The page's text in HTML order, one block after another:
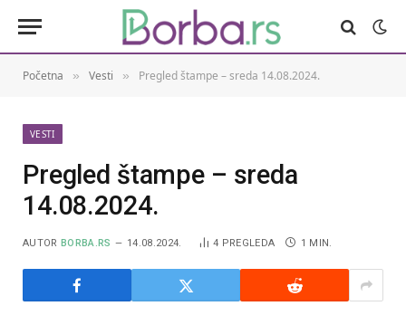
Početna » Vesti » Pregled štampe – sreda 14.08.2024.
VESTI
Pregled štampe – sreda
14.08.2024.
AUTOR BORBA.RS 14.08.2024. 4 PREGLEDA 1 MIN.